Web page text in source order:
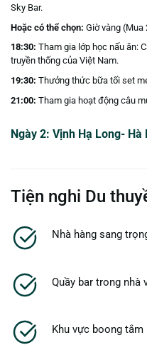
Sky Bar.
Hoặc có thể chọn: Giờ vàng (Mua
18:30: Tham gia lớp học nấu ăn:
truyền thống của Việt Nam.
19:30: Thưởng thức bữa tối set
21:00: Tham gia hoạt động câu
Ngày 2: Vịnh Hạ Long- Hà
Tiện nghi Du
Nhà hàng sang
Quầy bar trong nhà
Khu vực boong tắm